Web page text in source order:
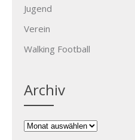
Jugend
Verein
Walking Football
Archiv
Archiv